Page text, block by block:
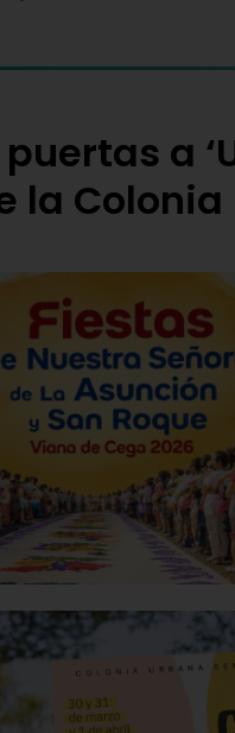
a
la